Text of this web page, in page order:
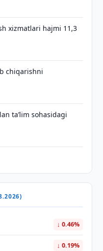
xizmatlari hajmi 11,3
chiqarishni
taʼlim sohasidagi
↓ 0.46%
↓ 0.19%